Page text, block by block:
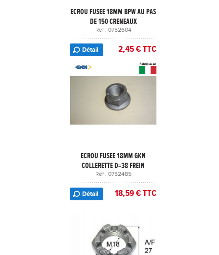
ECROU FUSEE 18MM BPW AU PAS
DE 150 CRENEAUX
Réf : 0752604
Détail 2,45 € TTC
ECROU FUSEE 18MM GKN
COLLERETTE D=38 FREIN
Réf : 0752485
Détail 18,59 € TTC